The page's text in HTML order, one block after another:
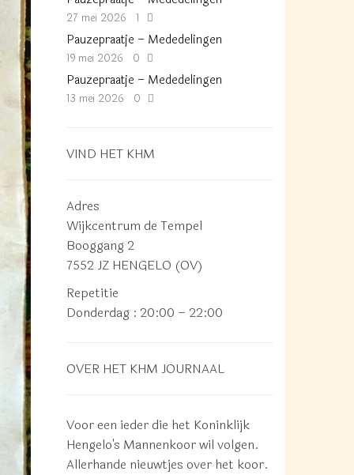
27 mei 2026 1
Pauzepraatje – Mededelingen
19 mei 2026 0
Pauzepraatje – Mededelingen
13 mei 2026 0
VIND HET KHM
Adres
Wijkcentrum de Tempel
Booggang 2
7552 JZ HENGELO (OV)
Repetitie
Donderdag : 20:00 – 22:00
OVER HET KHM JOURNAAL
Voor een ieder die het Koninklijk
Hengelo's Mannenkoor wil volgen.
Allerhande nieuwtjes over het koor.